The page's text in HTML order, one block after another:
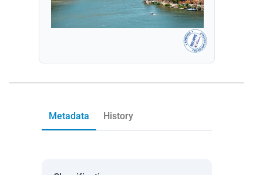
Metadata History